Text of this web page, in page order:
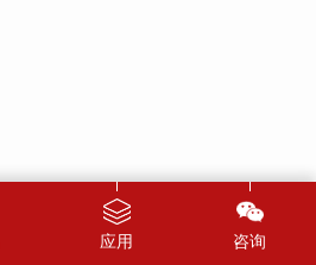
应用 咨询